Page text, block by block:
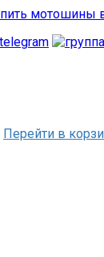
Перейти в